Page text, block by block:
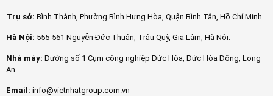
Trụ sở: Bình Thành, Phường Bình Hưng Hòa, Quận Bình Tân, Hồ Chí Minh
Hà Nội: 555-561 Nguyễn Đức Thuận, Trâu Quỳ, Gia Lâm, Hà Nội.
Nhà máy: Đường số 1 Cụm công nghiệp Đức Hòa, Đức Hòa Đông, Long
An
Email: info@vietnhatgroup.com.vn